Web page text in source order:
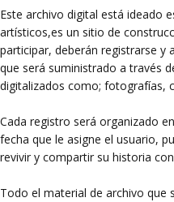
Este archivo digital está ideado
artísticos,es un sitio de
participar, deberán registrarse y
que será suministrado a través
digitalizados como; fotografías,
Cada registro será organizado
fecha que le asigne el usuario,
revivir y compartir su historia
Todo el material de archivo que